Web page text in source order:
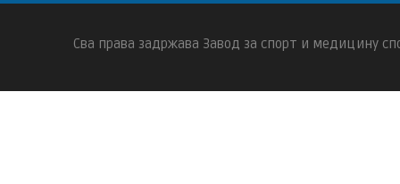
Сва права задржава Завод за спорт и медицину